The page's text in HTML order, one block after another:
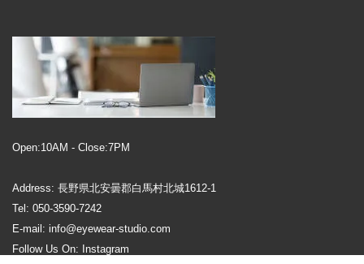
Open:10AM - Close:7PM
Address: 長野県北安曇郡白馬村北城1612-1
Tel: 050-3590-7242
E-mail: info@eyewear-studio.com
Follow Us On:
Instagram